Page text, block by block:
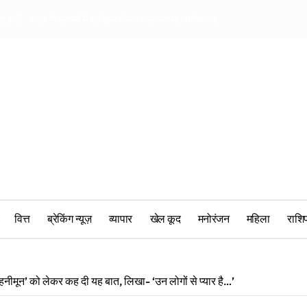
वित्त ब्रेकिंग न्यूज़ व्यापार खेल कूद मनोरंजन महिला
को लेकर कह दी यह बात, लिखा- ‘उन लोगों से प्यार है…’